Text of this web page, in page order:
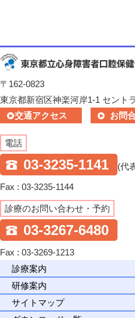
〒162-0823
東京都新宿区神楽河岸1-1 セント
交通アクセス
お問
電話
03-3235-1141 (代
Fax : 03-3235-1144
診療のお問い合わせ・予約
03-3267-6480
Fax : 03-3269-1213
診療案内
研修案内
サイトマップ